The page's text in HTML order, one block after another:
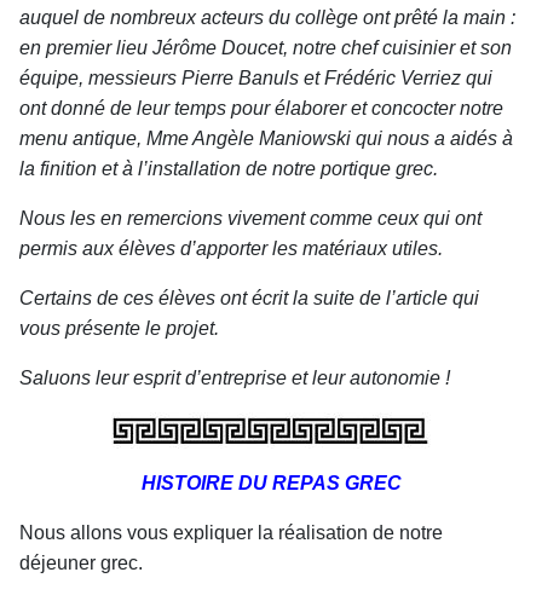
auquel de nombreux acteurs du collège ont prêté la main :
en premier lieu Jérôme Doucet, notre chef cuisinier et son
équipe, messieurs Pierre Banuls et Frédéric Verriez qui
ont donné de leur temps pour élaborer et concocter notre
menu antique, Mme Angèle Maniowski qui nous a aidés à
la finition et à l’installation de notre portique grec.
Nous les en remercions vivement comme ceux qui ont
permis aux élèves d’apporter les matériaux utiles.
Certains de ces élèves ont écrit la suite de l’article qui
vous présente le projet.
Saluons leur esprit d’entreprise et leur autonomie !
HISTOIRE DU REPAS GREC
Nous allons vous expliquer la réalisation de notre
déjeuner grec.